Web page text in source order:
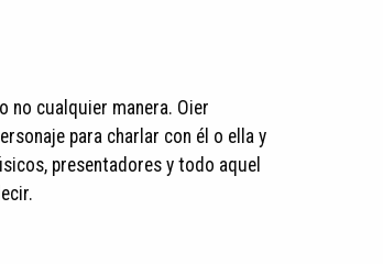
no cualquier manera. Oier
para charlar con él o ella y
presentadores y todo aquel